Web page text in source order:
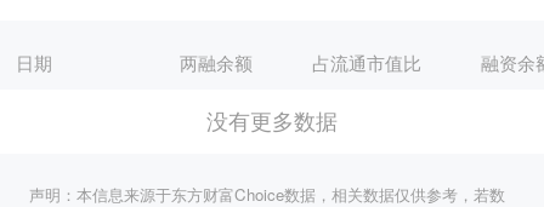
日期 两融余额 占流通市值比 融资余
没有更多数据
声明：本信息来源于东方财富Choice数据，相关数据仅供参考，若数